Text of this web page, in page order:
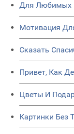
Для Любимых
Мотивация
Сказать
Привет, Как
Цветы И
Картинки Без